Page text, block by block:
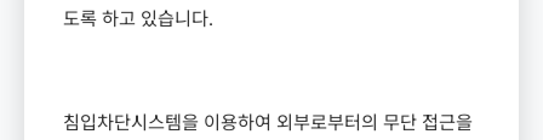
도록 하고 있습니다.
침입차단시스템을 이용하여 외부로부터의 무단 접근을